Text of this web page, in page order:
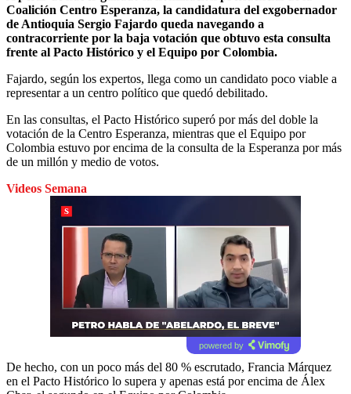
Coalición Centro Esperanza, la candidatura del exgobernador
de Antioquia Sergio Fajardo queda navegando a
contracorriente por la baja votación que obtuvo esta consulta
frente al Pacto Histórico y el Equipo por Colombia.
Fajardo, según los expertos, llega como un candidato poco viable a
representar a un centro político que quedó debilitado.
En las consultas, el Pacto Histórico superó por más del doble la
votación de la Centro Esperanza, mientras que el Equipo por
Colombia estuvo por encima de la consulta de la Esperanza por más
de un millón y medio de votos.
Videos Semana
powered by
De hecho, con un poco más del 80 % escrutado, Francia Márquez
en el Pacto Histórico lo supera y apenas está por encima de Álex